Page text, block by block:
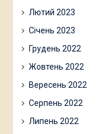
Лютий 2023
Січень 2023
Грудень 2022
Жовтень 2022
Вересень 2022
Серпень 2022
Липень 2022